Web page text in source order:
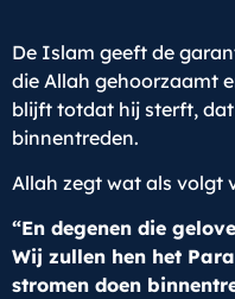
De Islam geeft de
die Allah gehoorzaamt
blijft totdat hij sterft, dat
binnentreden.
Allah zegt wat als volgt
“En degenen die
Wij zullen hen het
stromen doen